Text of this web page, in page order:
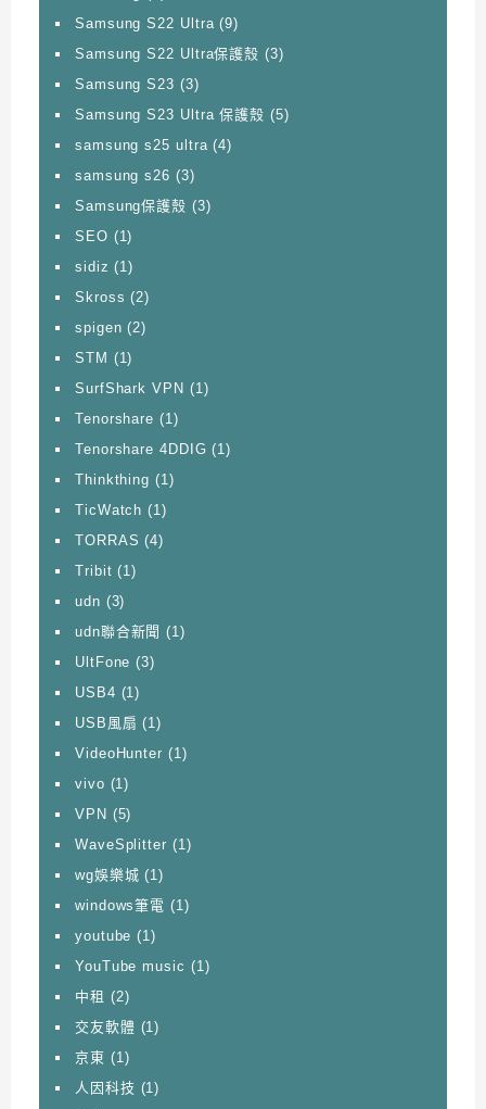
Samsung S22 Ultra(9)
Samsung S22 Ultra保護殼 (3)
Samsung S23 (3)
Samsung S23 Ultra 保護殼 (5)
samsung s25 ultra(4)
samsung s26 (3)
Samsung保護殼 (3)
SEO (1)
sidiz (1)
Skross (2)
spigen (2)
STM (1)
SurfShark VPN (1)
Tenorshare (1)
Tenorshare 4DDIG (1)
Thinkthing (1)
TicWatch (1)
TORRAS (4)
Tribit (1)
udn (3)
udn聯合新聞 (1)
UltFone (3)
USB4 (1)
USB風扇 (1)
VideoHunter (1)
vivo (1)
VPN (5)
WaveSplitter (1)
wg娛樂城 (1)
windows筆電 (1)
youtube (1)
YouTube music (1)
中租 (2)
交友軟體 (1)
京東 (1)
人因科技 (1)